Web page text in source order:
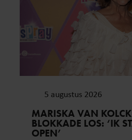
5 augustus 2026
MARISKA VAN
BLOKKADE LOS: ‘IK
OPEN’